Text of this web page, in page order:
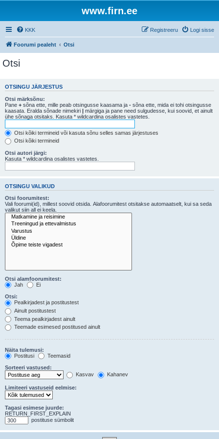
www.firn.ee
KKK Logi sisse
Registreeru
Foorumi pealeht Otsi
Otsi
OTSINGU JÄRJESTUS
Otsi märksõnu:
Pane + sõna ette, mille peab otsingusse kaasama ja - sõna ette, mida ei tohi otsingusse
kaasata. Eralda sõnade nimekiri | märgiga ja pane need sulgudesse, kui soovid, et ainult
ühe sõnaga otsitaks. Kasuta * wildcardina osalistes vastetes.
Otsi kõiki termineid või kasuta sõnu selles samas järjestuses
Otsi kõiki termineid
Otsi autori järgi:
Kasuta * wildcardina osalistes vastetes.
OTSINGU VALIKUD
Otsi foorumitest:
Vali foorumi(id), millest soovid otsida. Alafoorumitest otsitakse automaatselt, kui sa seda
valikut siin all ei keela.
Otsi alamfoorumitest:
Jah
Ei
Otsi:
Pealkirjadest ja postitustest
Ainult postitustest
Teema pealkirjadest ainult
Teemade esimesed postitused ainult
Näita tulemusi:
Postitusi
Teemasid
Sorteeri vastused:
Kasvav
Kahanev
Limiteeri vastuseid eelmise:
Tagasi esimese juurde:
RETURN_FIRST_EXPLAIN
postituse sümbolit